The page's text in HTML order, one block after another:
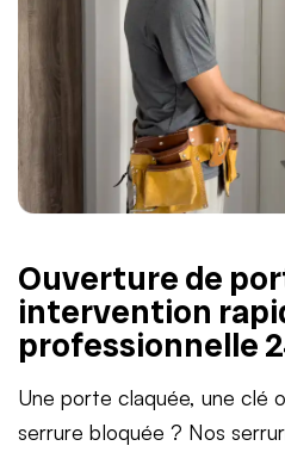
Ouverture de
intervention
professionnelle
Une porte claquée, une clé
serrure bloquée ? Nos